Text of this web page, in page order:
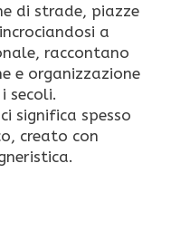
di strade, piazze
a
raccontano
e organizzazione
secoli.
significa spesso
creato con